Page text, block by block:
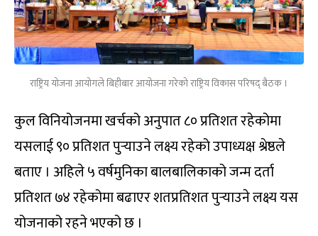
राष्ट्रिय योजना आयोगले बिहीबार आयोजना गरेको राष्ट्रिय विकास परिषद् बैठक ।
कुल विनियोजनमा खर्चको अनुपात ८० प्रतिशत रहेकोमा
यसलाई ९० प्रतिशत पुर्‍याउने लक्ष्य रहेको उपाध्यक्ष श्रेष्ठले
बताए । अहिले ५ वर्षमुनिका बालबालिकाको जन्म दर्ता
प्रतिशत ७४ रहेकोमा बढाएर शतप्रतिशत पुर्‍याउने लक्ष्य यस
योजनाको रहने भएको छ ।